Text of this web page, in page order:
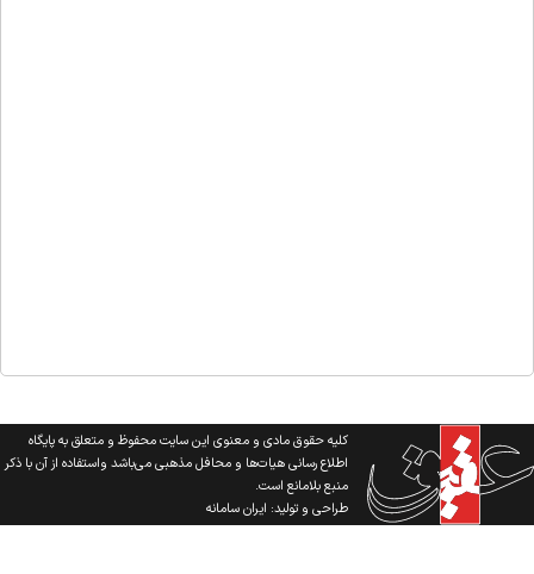
کلیه حقوق مادی و معنوی این سایت محفوظ و متعلق به پایگاه
اطلاع رسانی هیات‌ها و محافل مذهبی می‌باشد واستفاده از آن با ذکر
منبع بلامانع است.
طراحی و تولید:ایران سامانه